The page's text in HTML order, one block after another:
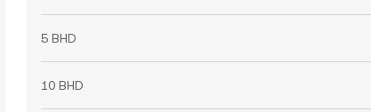
5 BHD
10 BHD